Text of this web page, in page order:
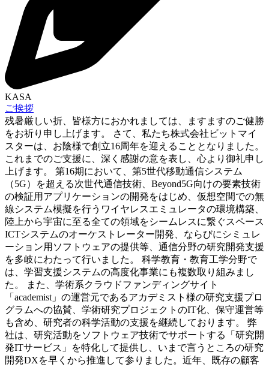
KASA
ご挨拶
残暑厳しい折、皆様方におかれましては、ますますのご健勝
をお祈り申し上げます。 さて、私たち株式会社ビットマイ
スターは、お陰様で創立16周年を迎えることとなりました。
これまでのご支援に、深く感謝の意を表し、心より御礼申し
上げます。 第16期において、第5世代移動通信システム
（5G）を超える次世代通信技術、Beyond5G向けの要素技術
の検証用アプリケーションの開発をはじめ、仮想空間での無
線システム模擬を行うワイヤレスエミュレータの環境構築、
陸上から宇宙に至る全ての領域をシームレスに繋ぐスペース
ICTシステムのオーケストレーター開発、ならびにシミュレ
ーション用ソフトウェアの提供等、通信分野の研究開発支援
を多岐にわたって行いました。 科学教育・教育工学分野で
は、学習支援システムの高度化事業にも複数取り組みまし
た。 また、学術系クラウドファンディングサイト
「academist」の運営元であるアカデミスト様の研究支援プロ
グラムへの協賛、学術研究プロジェクトのIT化、保守運営等
も含め、研究者の科学活動の支援を継続しております。 弊
社は、研究活動をソフトウェア技術でサポートする「研究開
発ITサービス」を特化して提供し、いまで言うところの研究
開発DXを早くから推進して参りました。近年、既存の顧客